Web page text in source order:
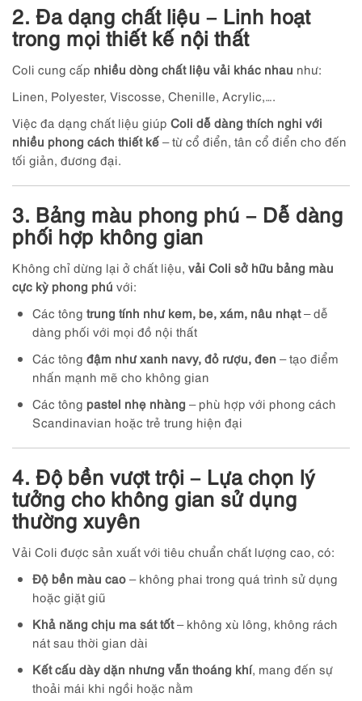
2. Đa dạng chất liệu – Linh hoạt
trong mọi thiết kế nội thất
Coli cung cấp nhiều dòng chất liệu vải khác nhau như:
Linen, Polyester, Viscosse, Chenille, Acrylic,….
Việc đa dạng chất liệu giúp Coli dễ dàng thích nghi với
nhiều phong cách thiết kế – từ cổ điển, tân cổ điển cho đến
tối giản, đương đại.
3. Bảng màu phong phú – Dễ dàng
phối hợp không gian
Không chỉ dừng lại ở chất liệu, vải Coli sở hữu bảng màu
cực kỳ phong phú với:
Các tông trung tính như kem, be, xám, nâu nhạt– dễ
dàng phối với mọi đồ nội thất
Các tông đậm như xanh navy, đỏ rượu, đen – tạo điểm
nhấn mạnh mẽ cho không gian
Các tông pastel nhẹ nhàng – phù hợp với phong cách
Scandinavian hoặc trẻ trung hiện đại
4. Độ bền vượt trội – Lựa chọn lý
tưởng cho không gian sử dụng
thường xuyên
Vải Coli được sản xuất với tiêu chuẩn chất lượng cao, có:
Độ bền màu cao – không phai trong quá trình sử dụng
hoặc giặt giũ
Khả năng chịu ma sát tốt– không xù lông, không rách
nát sau thời gian dài
Kết cấu dày dặn nhưng vẫn thoáng khí, mang đến sự
thoải mái khi ngồi hoặc nằm